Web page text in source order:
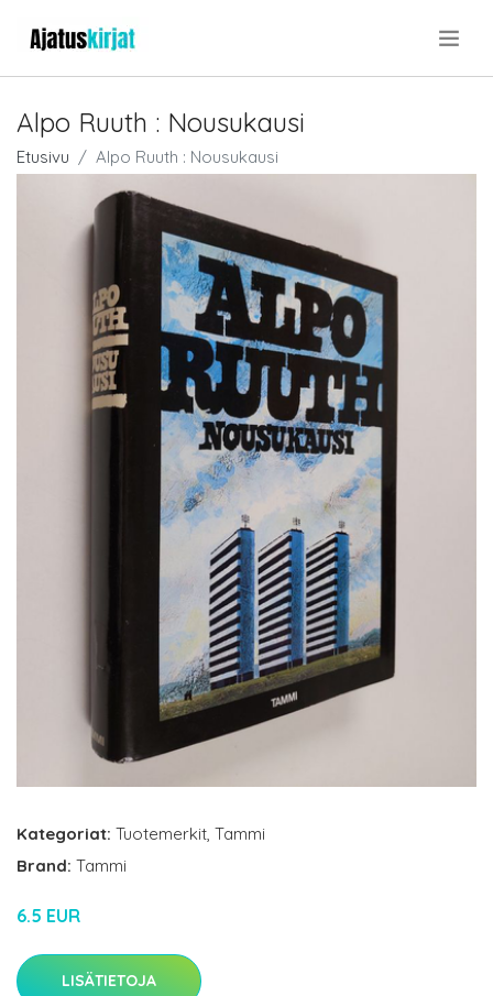
Alpo Ruuth : Nousukausi
Etusivu Alpo Ruuth : Nousukausi
Kategoriat: Tuotemerkit, Tammi
Brand: Tammi
6.5 EUR
LISÄTIETOJA